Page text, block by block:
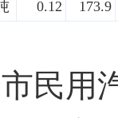
0.12 173.9
民用